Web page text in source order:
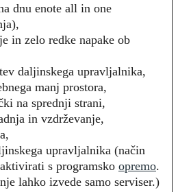
dnu enote all in one
in zelo redke napake ob
daljinskega upravljalnika,
manj prostora,
na sprednji strani,
in vzdrževanje,
upravljalnika (način
s programsko opremo.
lahko izvede samo serviser.)